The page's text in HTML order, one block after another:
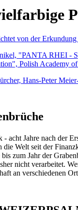
von der
"PANTA RHEI -
Polish Academy of
Hans-Peter
acht Jahre nach der
Welt seit der
zum Jahr der
nicht verarbeitet.
an verschiedenen